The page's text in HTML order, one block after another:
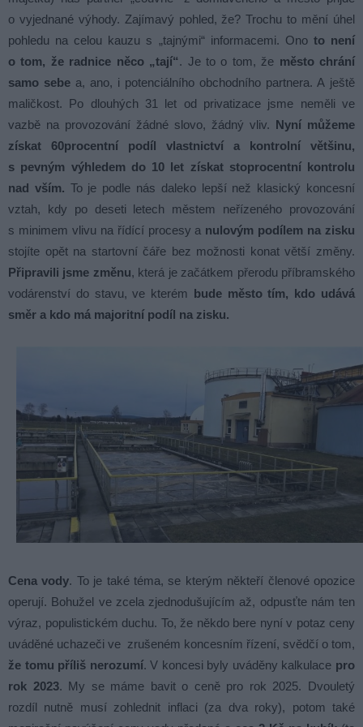
o vyjednané výhody. Zajímavý pohled, že? Trochu to mění úhel
pohledu na celou kauzu s „tajnými“ informacemi. Ono to není
o tom, že radnice něco „tají“. Je to o tom, že město chrání
samo sebe a, ano, i potenciálního obchodního partnera. A ještě
maličkost. Po dlouhých 31 let od privatizace jsme neměli ve
vazbě na provozování žádné slovo, žádný vliv.
Nyní můžeme
získat 60procentní podíl vlastnictví a kontrolní většinu,
s pevným výhledem do 10 let získat stoprocentní kontrolu
nad vším. To je podle nás daleko lepší než klasický koncesní
vztah, kdy po deseti letech městem neřízeného provozování
s minimem vlivu na řídící procesy a nulovým podílem na zisku
stojíte opět na startovní čáře bez možnosti konat větší změny.
Připravili jsme změnu, která je začátkem přerodu příbramského
vodárenství do stavu, ve kterém
bude město tím, kdo udává
směr a kdo má majoritní podíl na zisku.
Cena vody. To je také téma, se kterým někteří členové opozice
operují. Bohužel ve zcela zjednodušujícím až, odpusťte nám ten
výraz, populistickém duchu. To, že někdo bere nyní v potaz ceny
uváděné uchazeči ve zrušeném koncesním řízení, svědčí o tom,
že tomu příliš nerozumí. V koncesi byly uváděny kalkulace pro
rok 2023. My se máme bavit o ceně pro rok 2025. Dvouletý
rozdíl nutně musí zohlednit inflaci (za dva roky), potom také